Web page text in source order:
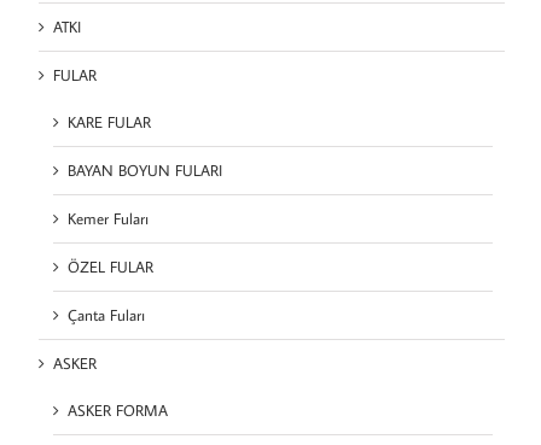
ATKI
FULAR
KARE FULAR
BAYAN BOYUN FULARI
Kemer Fuları
ÖZEL FULAR
Çanta Fuları
ASKER
ASKER FORMA